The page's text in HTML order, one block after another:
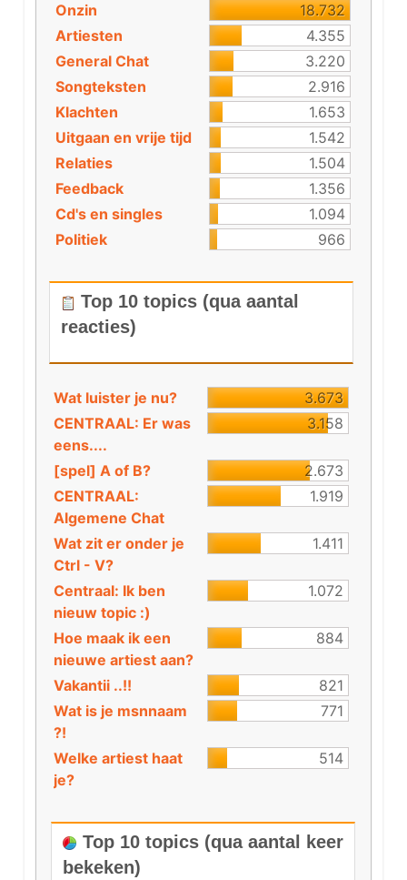
Onzin
18.732
Artiesten
4.355
General Chat
3.220
Songteksten
2.916
Klachten
1.653
Uitgaan en vrije tijd
1.542
Relaties
1.504
Feedback
1.356
Cd's en singles
1.094
Politiek
966
Top 10 topics (qua aantal
reacties)
Wat luister je nu?
3.673
CENTRAAL: Er was
eens....
3.158
[spel] A of B?
2.673
CENTRAAL:
Algemene Chat
1.919
Wat zit er onder je
Ctrl - V?
1.411
Centraal: Ik ben
nieuw topic :)
1.072
Hoe maak ik een
nieuwe artiest aan?
884
Vakantii ..!!
821
Wat is je msnnaam
?!
771
Welke artiest haat
je?
514
Top 10 topics (qua aantal keer
bekeken)